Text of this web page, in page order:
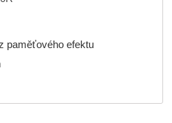
paměťového efektu